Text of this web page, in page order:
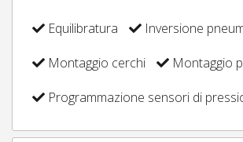
Equilibratura
Inversione
Montaggio cerchi
Montaggio
Programmazione sensori di